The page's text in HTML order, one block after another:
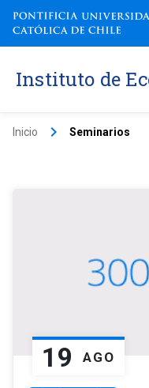
Instituto de
Inicio keyboard_arrow_right Seminarios
19 AGO